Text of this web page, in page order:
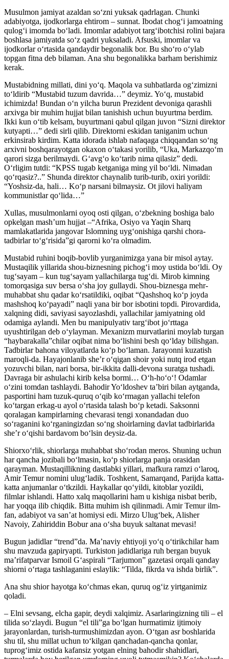
Musulmon jamiyat azaldan so‘zni yuksak qadrlagan. Chunki
adabiyotga, ijodkorlarga ehtirom – sunnat. Ibodat chog‘i jamoatning
qulog‘i imomda bo‘ladi. Imomlar adabiyot targ‘ibotchisi rolini bajara
boshlasa jamiyatda so‘z qadri yuksaladi. Afsuski, imomlar va
ijodkorlar o‘rtasida qandaydir begonalik bor. Bu sho‘ro o‘ylab
topgan fitna deb bilaman. Ana shu begonalikka barham berishimiz
kerak.
Mustabidning millati, dini yo‘q. Maqola va suhbatlarda og‘zimizni
to‘ldirib “Mustabid tuzum davrida…” deymiz. Yo‘q, mustabid
ichimizda! Bundan o‘n yilcha burun Prezident devoniga qarashli
arxivga bir muhim hujjat bilan tanishish uchun buyurtma berdim.
Ikki kun o‘tib kelsam, buyurtmani qabul qilgan juvon “Sizni direktor
kutyapti…” dedi sirli qilib. Direktorni eskidan taniganim uchun
erkinsirab kirdim. Katta idorada ishlab nafaqaga chiqqandan so‘ng
arxivni boshqarayotgan okaxon o‘takasi yorilib, “Uka, Markazqo‘m
qarori sizga berilmaydi. G‘avg‘o ko‘tarib nima qilasiz” dedi.
O‘rligim tutdi: “KPSS tugab ketganiga ming yil bo‘ldi. Nimadan
qo‘rqasiz?..” Shunda direktor chaynalib turib-turib, oxiri yorildi:
“Yoshsiz-da, hali… Ko‘p narsani bilmaysiz. Ot jilovi haliyam
kommunistlar qo‘lida…”
Xullas, musulmonlarni oyoq osti qilgan, o‘zbekning boshiga balo
opkelgan mash’um hujjat –“Afrika, Osiyo va Yaqin Sharq
mamlakatlarida jangovar Islomning uyg‘onishiga qarshi chora-
tadbirlar to‘g‘risida”gi qarorni ko‘ra olmadim.
Mustabid ruhini boqib-bovlib yurganimizga yana bir misol aytay.
Mustaqilik yillarida shou-biznesning pichog‘i moy ustida bo‘ldi. Oy
tug‘sayam – kun tug‘sayam yallachilarga tug‘di. Mirob kimning
tomorqasiga suv bersa o‘sha joy gullaydi. Shou-biznesga mehr-
muhabbat shu qadar ko‘rsatildiki, oqibat “Qashshoq ko‘p joyda
mashshoq ko‘payadi” naqli yana bir bor isbotini topdi. Pirovardida,
xalqning didi, saviyasi sayozlashdi, yallachilar jamiyatning old
odamiga aylandi. Men bu manipulyativ targ‘ibot jo‘rttaga
uyushtirilgan deb o‘ylayman. Mexanizm murvatlarini moylab turgan
“haybarakalla”chilar oqibat nima bo‘lishini besh qo‘lday bilishgan.
Tadbirlar bahona viloyatlarda ko‘p bo‘laman. Jarayonni kuzatish
maroqli-da. Hayajonlanib she’r o‘qigan shoir yoki nutq irod etgan
yozuvchi bilan, nari borsa, bir-ikkita dalli-devona suratga tushadi.
Davraga bir ashulachi kirib kelsa bormi… O‘h-ho‘o‘! Odamlar
o‘zini tomdan tashlaydi. Bahodir Yo‘ldoshev ta’biri bilan aytganda,
pasportini ham tuzuk-quruq o‘qib ko‘rmagan yallachi telefon
ko‘targan erkag-u ayol o‘rtasida talash bo‘p ketadi. Saksonni
qoralagan kampirlarning chevarasi tengi xonandadan duo
so‘raganini ko‘rganingizdan so‘ng shoirlarning davlat tadbirlarida
she’r o‘qishi bardavom bo‘lsin deysiz-da.
Shiorxo‘rlik, shiorlarga muhabbat sho‘rodan meros. Shuning uchun
har qancha jozibali bo‘lmasin, ko‘p shiorlarga panja orasidan
qarayman. Mustaqillikning dastlabki yillari, mafkura ramzi o‘laroq,
Amir Temur nomini ulug‘ladik. Toshkent, Samarqand, Parijda katta-
katta anjumanlar o‘tkzildi. Haykallar qo‘yildi, kitoblar yozildi,
filmlar ishlandi. Hatto xalq maqollarini ham u kishiga nisbat berib,
har yoqqa ilib chiqdik. Bitta muhim ish qilinmadi. Amir Temur ilm-
fan, adabiyot va san’at homiysi edi. Mirzo Ulug‘bek, Alisher
Navoiy, Zahiriddin Bobur ana o‘sha buyuk saltanat mevasi!
Bugun jadidlar “trend”da. Ma’naviy ehtiyoji yo‘q o‘tirikchilar ham
shu mavzuda gapiryapti. Turkiston jadidlariga ruh bergan buyuk
ma’rifatparvar Ismoil G‘aspirali “Tarjumon” gazetasi orqali qanday
shiorni o‘rtaga tashlaganini eslaylik: “Tilda, fikrda va ishda birlik”.
Ana shu shior hayotga ko‘chmas ekan, quruq og‘iz yirtganimiz
qoladi.
– Elni sevsang, elcha gapir, deydi xalqimiz. Asarlaringizning tili – el
tilida so‘zlaydi. Bugun “el tili”ga bo‘lgan hurmatimiz ijtimoiy
jarayonlardan, turish-turmushimizdan ayon. O‘tgan asr boshlarida
shu til, shu millat uchun to‘kilgan qanchadan-qancha qonlar,
tuprog‘imiz ostida kafansiz yotgan elning bahodir shahidlari,